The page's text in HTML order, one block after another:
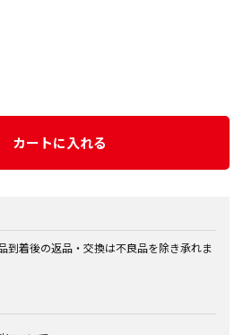
カートに入れる
到着後の返品・交換は不良品を除き承れま